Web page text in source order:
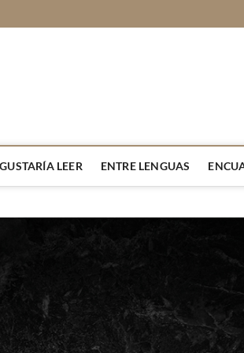
LEER ENTRE LENGUAS